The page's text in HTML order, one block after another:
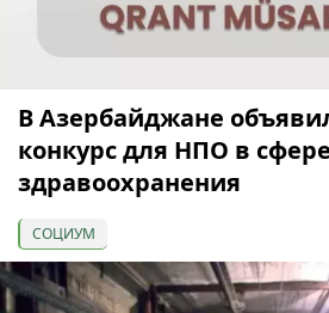
В Азербайджане
конкурс для НПО в сфере
здравоохранения
СОЦИУМ